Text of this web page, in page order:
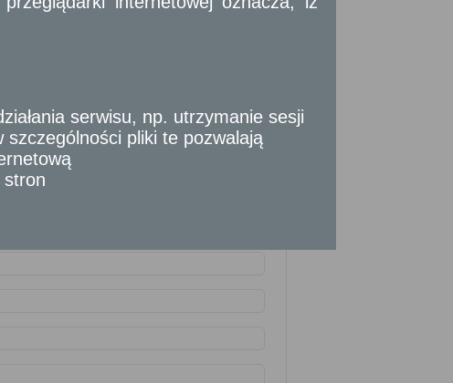
serwisu, np. utrzymanie sesji
szczególności pliki te pozwalają
stron